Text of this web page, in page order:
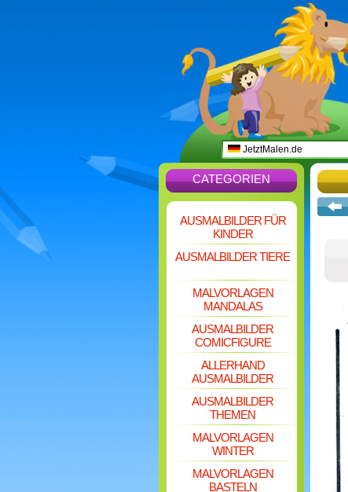
JetztMalen.de
CATEGORIEN
AUSMALBILDER FÜR
KINDER
AUSMALBILDER TIERE
MALVORLAGEN
MANDALAS
AUSMALBILDER
COMICFIGURE
ALLERHAND
AUSMALBILDER
AUSMALBILDER
THEMEN
MALVORLAGEN
WINTER
MALVORLAGEN
BASTELN